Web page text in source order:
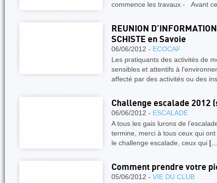
commence les travaux.- Avant
REUNION
SCHISTE en Savoie
06/06/2012 - ECOCAF
Les pratiquants des activités de
sensibles et attentifs à
affecté par des activités ou des
Challenge escalade 2012
06/06/2012 - ESCALADE
A tous les gais lurons de
termine, merci à tous ceux qui
le challenge escalade, ceux qui
Comment prendre votre
05/06/2012 - VIE DU CLUB